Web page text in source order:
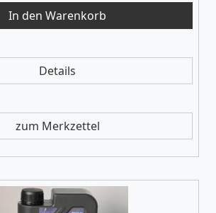
Details
zum Merkzettel